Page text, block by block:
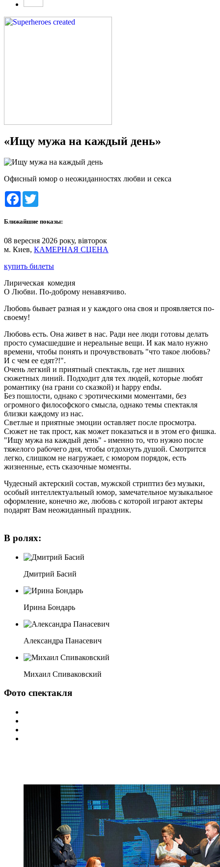
«Ищу мужа на каждый день»
Офисный юмор о неожиданностях любви и секса
Facebook
Ближайшие показы:
08 вересня 2026 року, вівторок
м. Киев, КАМЕРНАЯ СЦЕНА
купить билеты
Лирическая комедия
О Любви. По-доброму ненавязчиво.
Любовь бывает разная и у каждого она своя и проявляется по-
своему!
Любовь есть. Она живет в нас. Ради нее люди готовы делать
просто сумасшедшие и нереальные вещи. И как мало нужно
времени, чтобы понять и прочувствовать "что такое любовь?
И с чем ее едят?!".
Очень легкий и приятный спектакль, где нет лишних
сюжетных линий. Подходит для тех людей, которые любят
романтику (на грани со сказкой) и happy endы.
Без пошлости, однако с эротическими моментами, без
огромного философского смысла, однако темы спектакля
близки каждому из нас.
Светлые и приятные эмоции оставляет после просмотра.
Сюжет не так прост, как может показаться и в этом его фишка.
"Ищу мужа на каждый день" - именно то, что нужно после
тяжелого рабочего дня, чтобы отдохнуть душой. Смотрится
легко, слишком не нагружает, с юмором порядок, есть
жизненные, есть сказочные моменты.
Чудесный актерский состав, мужской стриптиз без музыки,
особый интеллектуальный юмор, замечательное музыкальное
оформление, конечно же, любовь с которой играют актеры
подарят Вам неожиданный праздник.
В ролях:
Дмитрий Басий
Ирина Бондарь
Александра Панасевич
Михаил Спиваковский
Фото спектакля